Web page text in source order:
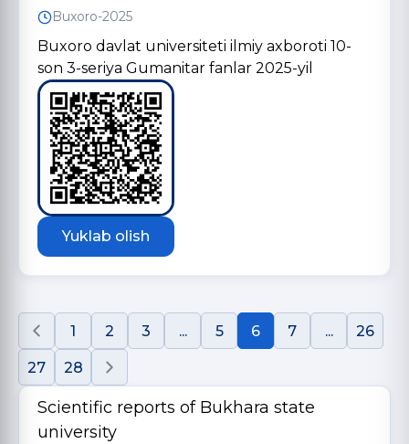
Buxoro-2025
Buxoro davlat universiteti ilmiy axboroti 10-
son 3-seriya Gumanitar fanlar 2025-yil
Yuklab olish
1 2 3 ... 5 6 7 ... 26
27 28
Scientific reports of Bukhara state
university